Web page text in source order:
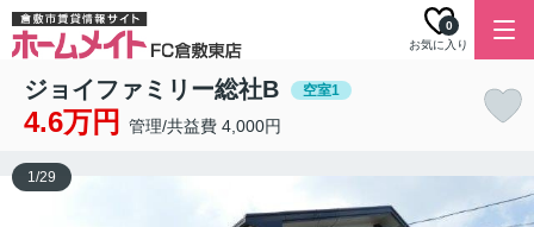
お気に入り
0
ジョイファミリー総社B 空室1
4.6万円 管理/共益費 4,000円
1/29